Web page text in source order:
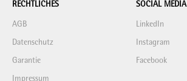
RECHTLICHES
AGB
Datenschutz
Garantie
Impressum
SOCIAL MEDIA
LinkedIn
Instagram
Facebook